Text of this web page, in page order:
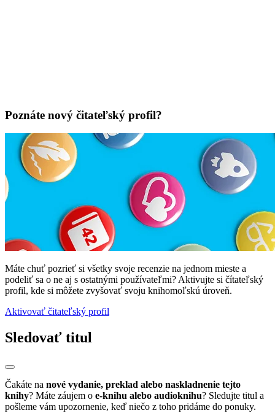
Poznáte nový čitateľský profil?
Máte chuť pozrieť si všetky svoje recenzie na jednom mieste a
podeliť sa o ne aj s ostatnými používateľmi? Aktivujte si čítateľský
profil, kde si môžete zvyšovať svoju knihomoľskú úroveň.
Aktivovať čitateľský profil
Sledovať titul
Čakáte na nové vydanie, preklad alebo naskladnenie tejto
knihy? Máte záujem o e-knihu alebo audioknihu? Sledujte titul a
pošleme vám upozornenie, keď niečo z toho pridáme do ponuky.